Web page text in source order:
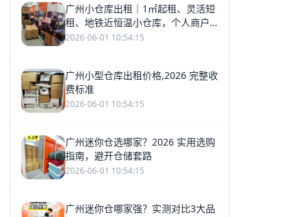
广州小仓库出租｜1㎡起租、灵活短
租、地铁近恒温小仓库，个人商户
通用
2026-06-01 10:54:15
广州小型仓库出租价格,2026 完整收
费标准
2026-06-01 10:54:15
广州迷你仓选哪家？2026 实用选购
指南，避开仓储套路
2026-06-01 10:54:15
广州迷你仓哪家强？实测对比3大品